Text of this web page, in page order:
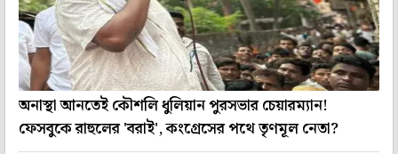
অনাস্থা আনতেই কৌশলি ধুলিয়ান পুরসভার চেয়ারম্যান!
ফেসবুকে রাহুলের 'বরাই', কংগ্রেসের পথে তৃণমূল নেতা?